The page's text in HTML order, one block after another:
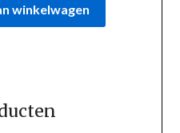
winkelwagen